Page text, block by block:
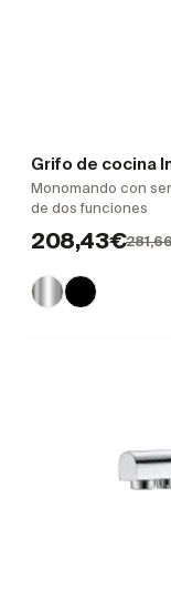
Grifo de cocina
Monomando con
de dos funciones
208,43€